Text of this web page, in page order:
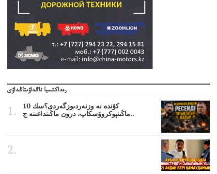
رەداكتسيا تاڭداۋىتاڭداۋى
10 كۇندە نە وزنەردىوزگەردى؟سك
ماڭىنپوكروۆسكاپ، درون ماڭىنداعىنە ج..